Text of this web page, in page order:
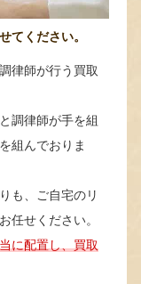
てください。
律師が行う買取
調律師が手を組
組んでおりま
も、ご自宅のリ
任せください。
に配置し、買取